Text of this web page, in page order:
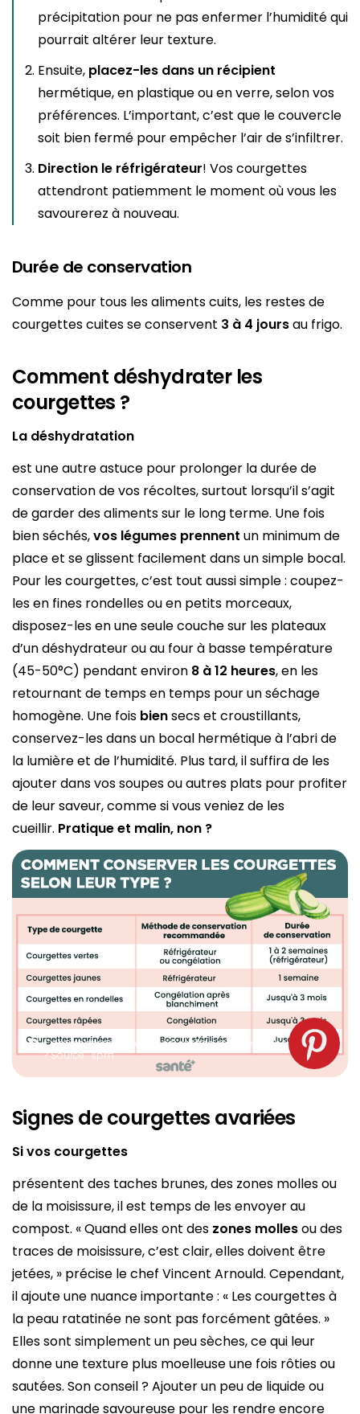
précipitation pour ne pas enfermer l’humidité qui
pourrait altérer leur texture.
Ensuite, placez-les dans un récipient
hermétique, en plastique ou en verre, selon vos
préférences. L’important, c’est que le couvercle
soit bien fermé pour empêcher l’air de s’infiltrer.
Direction le réfrigérateur! Vos courgettes
attendront patiemment le moment où vous les
savourerez à nouveau.
Durée de conservation
Comme pour tous les aliments cuits, les restes de
courgettes cuites se conservent 3 à 4 joursau frigo.
Comment déshydrater les
courgettes ?
La déshydratation
est une autre astuce pour prolonger la durée de
conservation de vos récoltes, surtout lorsqu’il s’agit
de garder des aliments sur le long terme. Une fois
bien séchés,vos légumes prennent un minimum de
place et se glissent facilement dans un simple bocal.
Pour les courgettes, c’est tout aussi simple : coupez-
les en fines rondelles ou en petits morceaux,
disposez-les en une seule couche sur les plateaux
d’un déshydrateur ou au four à basse température
(45-50°C) pendant environ 8 à 12 heures, en les
retournant de temps en temps pour un séchage
homogène. Une fois biensecs et croustillants,
conservez-les dans un bocal hermétique à l’abri de
la lumière et de l’humidité. Plus tard, il suffira de les
ajouter dans vos soupes ou autres plats pour profiter
de leur saveur, comme si vous veniez de les
cueillir. Pratique et malin, non ?
Comment conserver les courgettes selon leur type
? Source : spm
Signes de courgettes avariées
Si vos courgettes
présentent des taches brunes, des zones molles ou
de la moisissure, il est temps de les envoyer au
compost. « Quand elles ont des zones mollesou des
traces de moisissure, c’est clair, elles doivent être
jetées, » précise le chef Vincent Arnould. Cependant,
il ajoute une nuance importante : « Les courgettes à
la peau ratatinée ne sont pas forcément gâtées. »
Elles sont simplement un peu sèches, ce qui leur
donne une texture plus moelleuse une fois rôties ou
sautées. Son conseil ? Ajouter un peu de liquide ou
une marinade savoureuse pour les rendre encore